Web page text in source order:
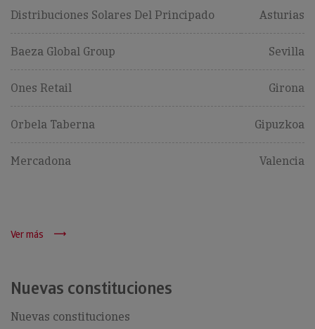
Distribuciones Solares Del Principado Asturias
Baeza Global Group Sevilla
Ones Retail Girona
Orbela Taberna Gipuzkoa
Mercadona Valencia
Ver más
Nuevas constituciones
Nuevas constituciones